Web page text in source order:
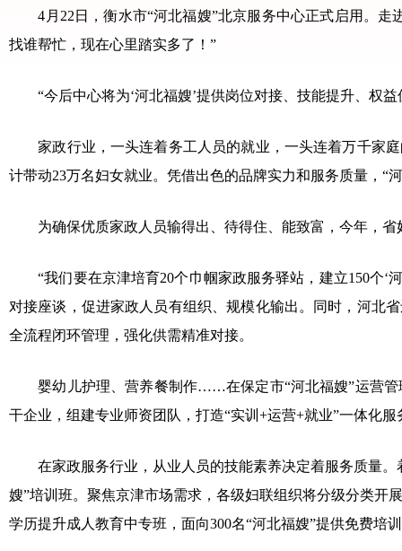
4月22日，衡水市“河北福嫂”北京服务中心正式启用。走
找谁帮忙，现在心里踏实多了！”
“今后中心将为‘河北福嫂’提供岗位对接、技能提升、权益
家政行业，一头连着务工人员的就业，一头连着万千家庭
计带动23万名妇女就业。凭借出色的品牌实力和服务质量，“
为确保优质家政人员输得出、待得住、能致富，今年，省
“我们要在京津培育20个巾帼家政服务驿站，建立150个‘
对接座谈，促进家政人员有组织、规模化输出。同时，河北
全流程闭环管理，强化供需精准对接。
婴幼儿护理、营养餐制作……在保定市“河北福嫂”运营管
干企业，组建专业师资团队，打造“实训+运营+就业”一体化
在家政服务行业，从业人员的技能素养决定着服务质量。
嫂”培训班。聚焦京津市场需求，各级妇联组织将分级分类开
学历提升成人教育中专班，面向300名“河北福嫂”提供免费培